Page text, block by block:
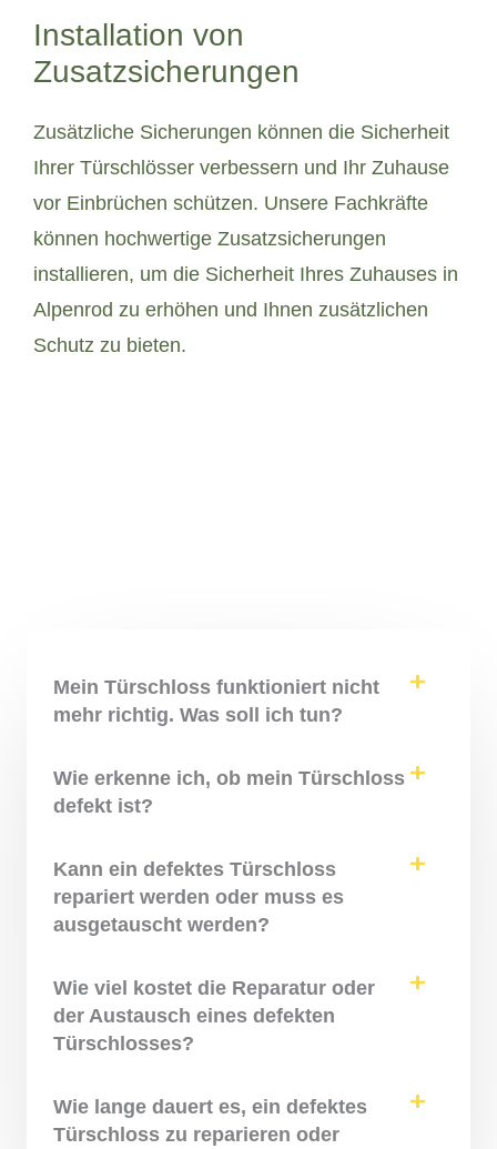
Installation von
Zusatzsicherungen
Zusätzliche Sicherungen können die Sicherheit
Ihrer Türschlösser verbessern und Ihr Zuhause
vor Einbrüchen schützen. Unsere Fachkräfte
können hochwertige Zusatzsicherungen
installieren, um die Sicherheit Ihres Zuhauses in
Alpenrod zu erhöhen und Ihnen zusätzlichen
Schutz zu bieten.
Mein Türschloss funktioniert nicht
mehr richtig. Was soll ich tun?
Wie erkenne ich, ob mein Türschloss
defekt ist?
Kann ein defektes Türschloss
repariert werden oder muss es
ausgetauscht werden?
Wie viel kostet die Reparatur oder
der Austausch eines defekten
Türschlosses?
Wie lange dauert es, ein defektes
Türschloss zu reparieren oder